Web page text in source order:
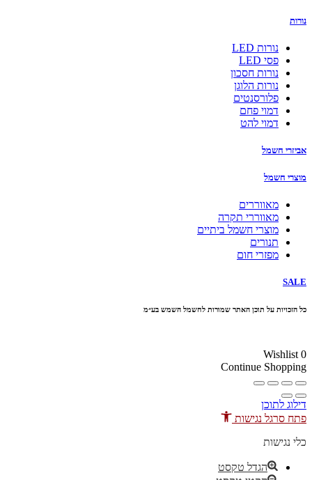
נורות
נורות LED
פסי LED
נורות חסכון
נורות הלוגן
פלורסנטים
דמוי פחם
דמוי להט
אביזרי חשמל
מוצרי חשמל
מאווררים
מאווררי תקרה
מוצרי חשמל ביתיים
תנורים
מפזרי חום
SALE
כל הזכויות על תוכן האתר שמורות לחשמל השמש בע״מ
Wishlist 0
Continue Shopping
דילוג לתוכן
פתח סרגל נגישות
כלי נגישות
הגדל טקסט